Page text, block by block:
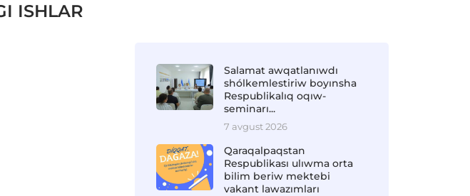
ISHLAR
Salamat awqatlanıwdı
shólkemlestiriw boyınsha
Respublikalıq oqıw-
seminarı...
7 avgust 2026
Qaraqalpaqstan
Respublikası ulıwma orta
bilim beriw mektebi
vakant lawazımları